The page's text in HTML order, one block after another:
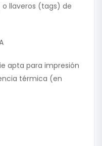
llaveros (tags) de
apta para impresión
térmica (en